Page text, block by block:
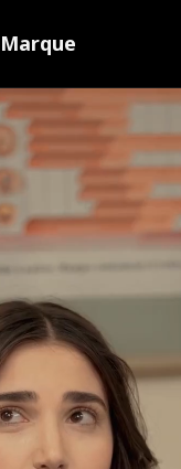
Marque